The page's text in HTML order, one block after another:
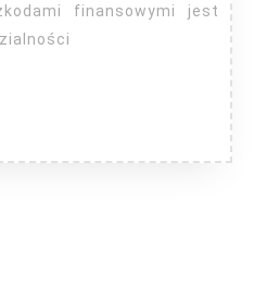
finansowymi jest